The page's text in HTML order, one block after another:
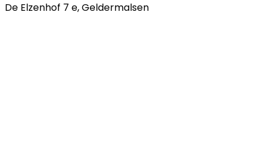
De Elzenhof 7 e,Geldermalsen